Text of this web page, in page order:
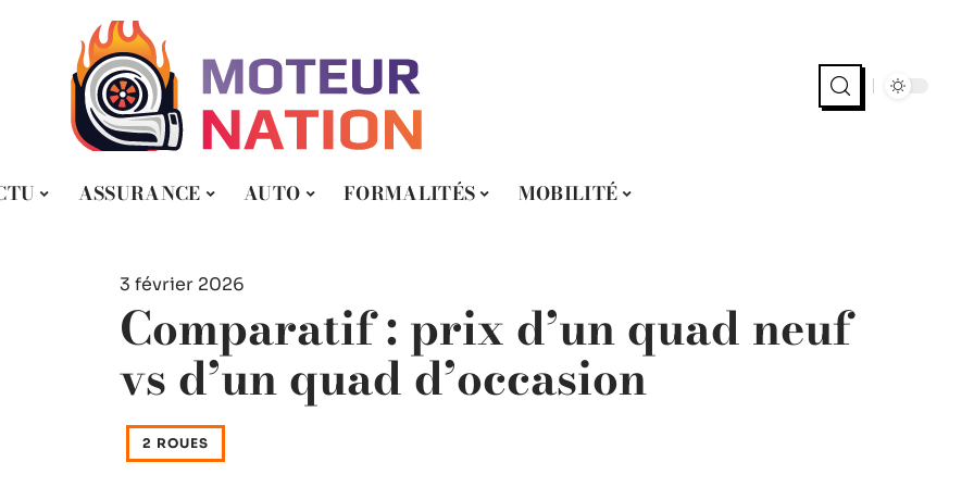
ASSURANCE AUTO FORMALITÉS MOBILITÉ
3 février 2026
Comparatif : prix d’un quad neuf
vs d’un quad d’occasion
2 ROUES